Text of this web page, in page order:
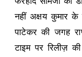
नहीं अक्षय कुमार
पाटेकर की जगह
टाइम पर रिलीज़